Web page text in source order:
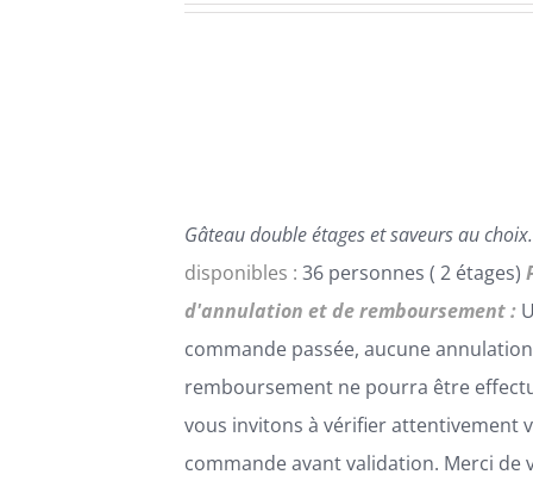
Gâteau double étages et saveurs au choix.
disponibles : 36 personnes ( 2 étages)
d'annulation et de remboursement :
commande passée, aucune
remboursement ne pourra être
vous invitons à vérifier attentivement
commande avant validation. Merci de